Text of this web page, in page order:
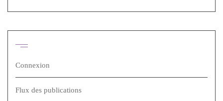
Connexion
Flux des publications